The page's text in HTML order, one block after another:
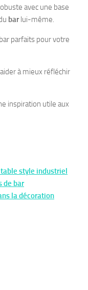
avec une base
barlui-même.
à mieux réfléchir
inspiration utile aux
style industriel
de bar
la décoration